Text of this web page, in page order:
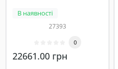
В наявності
27393
0
22661.00 грн